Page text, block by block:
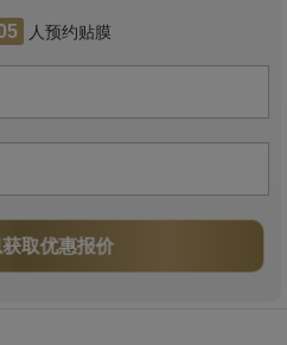
人预约贴膜
取优惠报价